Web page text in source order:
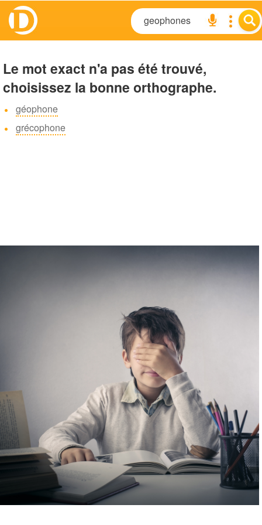
Le mot exact n'a pas été trouvé,
choisissez la bonne orthographe.
géophone
grécophone